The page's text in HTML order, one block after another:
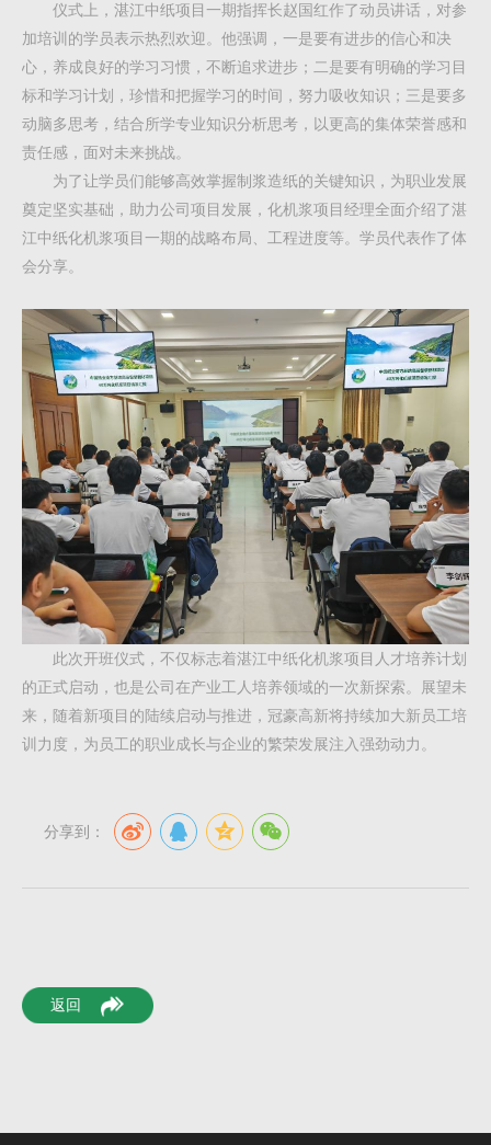
仪式上，湛江中纸项目一期指挥长赵国红作了动员讲话，对参
加培训的学员表示热烈欢迎。他强调，一是要有进步的信心和决
心，养成良好的学习习惯，不断追求进步；二是要有明确的学习目
标和学习计划，珍惜和把握学习的时间，努力吸收知识；三是要多
动脑多思考，结合所学专业知识分析思考，以更高的集体荣誉感和
责任感，面对未来挑战。
为了让学员们能够高效掌握制浆造纸的关键知识，为职业发展
奠定坚实基础，助力公司项目发展，化机浆项目经理全面介绍了湛
江中纸化机浆项目一期的战略布局、工程进度等。学员代表作了体
会分享。
此次开班仪式，不仅标志着湛江中纸化机浆项目人才培养计划
的正式启动，也是公司在产业工人培养领域的一次新探索。展望未
来，随着新项目的陆续启动与推进，冠豪高新将持续加大新员工培
训力度，为员工的职业成长与企业的繁荣发展注入强劲动力。
分享到：
返回